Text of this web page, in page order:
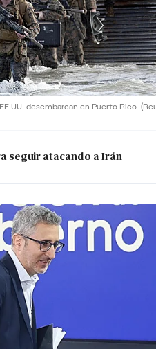
desembarcan en Puerto Rico.
seguir atacando a Irán